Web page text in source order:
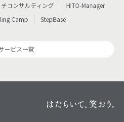
コンサルティング
HITO-Manager
Camp StepBase
ービス一覧